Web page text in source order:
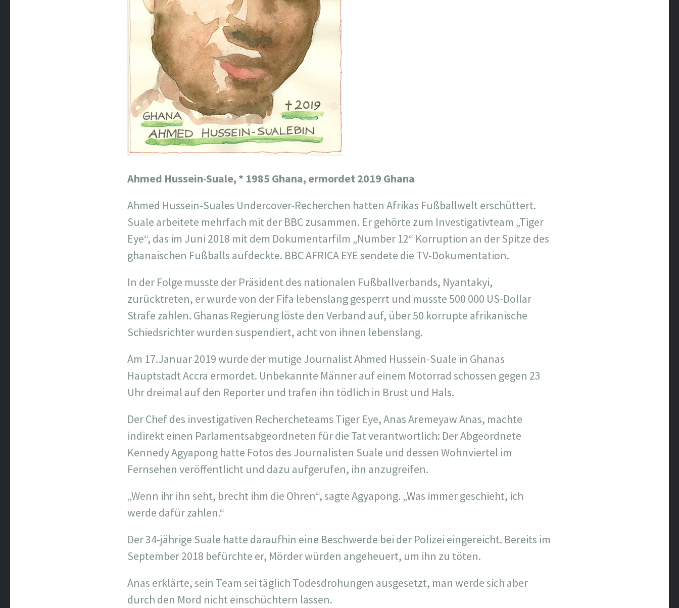
Ahmed Hussein-Suale, * 1985 Ghana, ermordet 2019 Ghana
Ahmed Hussein-Suales Undercover-Recherchen hatten Afrikas Fußballwelt erschüttert.
Suale arbeitete mehrfach mit der BBC zusammen. Er gehörte zum Investigativteam „Tiger
Eye“, das im Juni 2018 mit dem Dokumentarfilm „Number 12“ Korruption an der Spitze des
ghanaischen Fußballs aufdeckte. BBC AFRICA EYE sendete die TV-Dokumentation.
In der Folge musste der Präsident des nationalen Fußballverbands, Nyantakyi,
zurücktreten, er wurde von der Fifa lebenslang gesperrt und musste 500 000 US-Dollar
Strafe zahlen. Ghanas Regierung löste den Verband auf, über 50 korrupte afrikanische
Schiedsrichter wurden suspendiert, acht von ihnen lebenslang.
Am 17.Januar 2019 wurde der mutige Journalist Ahmed Hussein-Suale in Ghanas
Hauptstadt Accra ermordet. Unbekannte Männer auf einem Motorrad schossen gegen 23
Uhr dreimal auf den Reporter und trafen ihn tödlich in Brust und Hals.
Der Chef des investigativen Rechercheteams Tiger Eye, Anas Aremeyaw Anas, machte
indirekt einen Parlamentsabgeordneten für die Tat verantwortlich: Der Abgeordnete
Kennedy Agyapong hatte Fotos des Journalisten Suale und dessen Wohnviertel im
Fernsehen veröffentlicht und dazu aufgerufen, ihn anzugreifen.
„Wenn ihr ihn seht, brecht ihm die Ohren“, sagte Agyapong. „Was immer geschieht, ich
werde dafür zahlen.“
Der 34-jährige Suale hatte daraufhin eine Beschwerde bei der Polizei eingereicht. Bereits im
September 2018 befürchte er, Mörder würden angeheuert, um ihn zu töten.
Anas erklärte, sein Team sei täglich Todesdrohungen ausgesetzt, man werde sich aber
durch den Mord nicht einschüchtern lassen.